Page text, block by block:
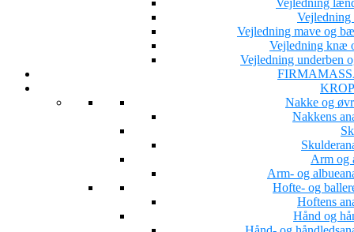
Vejledning
Vejledning
Vejledning mave og
Vejledning knæ
Vejledning underben
Nakke og
Nakkens
Arm og
Arm- og
Hofte- og
Hoftens
Hånd og